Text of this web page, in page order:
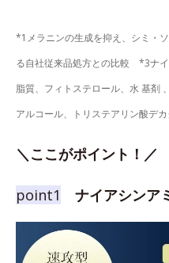
*1メラニンの生成を抑え、シミ・
る自社従来品処方との比較 *3ナ
脂質、フィトステロール、水 基
アルコール、トリステアリン酸デ
＼ここがポイント！／
point1 ナイアシンア